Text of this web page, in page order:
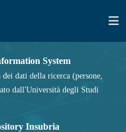
System
dati della ricerca (persone,
dall'Università degli Studi
Insubria